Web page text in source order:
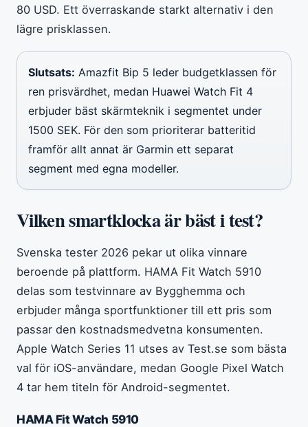
80 USD. Ett överraskande starkt alternativ i den
lägre prisklassen.
Slutsats: Amazfit Bip 5 leder budgetklassen för
ren prisvärdhet, medan Huawei Watch Fit 4
erbjuder bäst skärmteknik i segmentet under
1500 SEK. För den som prioriterar batteritid
framför allt annat är Garmin ett separat
segment med egna modeller.
Vilken smartklocka är bäst i test?
Svenska tester 2026 pekar ut olika vinnare
beroende på plattform. HAMA Fit Watch 5910
delas som testvinnare av Bygghemma och
erbjuder många sportfunktioner till ett pris som
passar den kostnadsmedvetna konsumenten.
Apple Watch Series 11 utses av Test.se som bästa
val för iOS-användare, medan Google Pixel Watch
4 tar hem titeln för Android-segmentet.
HAMA Fit Watch 5910